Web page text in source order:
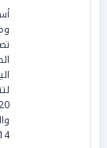
14 جنيها، والخ